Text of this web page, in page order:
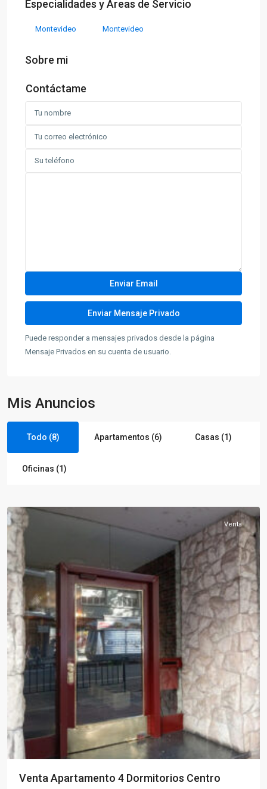
Especialidades y Áreas de Servicio
Montevideo Montevideo
Sobre mi
Contáctame
Puede responder a mensajes privados desde la página
Mensaje Privados en su cuenta de usuario.
Mis Anuncios
Todo (8) Apartamentos (6) Casas (1)
Oficinas (1)
Venta
Venta Apartamento 4 Dormitorios Centro